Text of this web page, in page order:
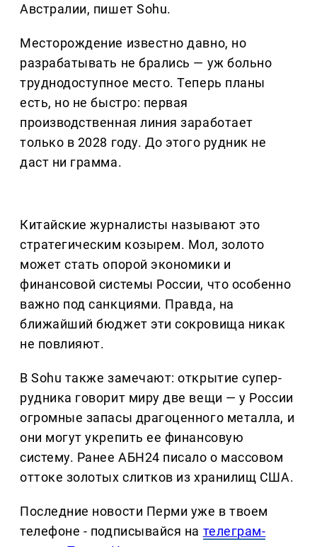
Австралии, пишет Sohu.
Месторождение известно давно, но
разрабатывать не брались — уж больно
труднодоступное место. Теперь планы
есть, но не быстро: первая
производственная линия заработает
только в 2028 году. До этого рудник не
даст ни грамма.
Китайские журналисты называют это
стратегическим козырем. Мол, золото
может стать опорой экономики и
финансовой системы России, что особенно
важно под санкциями. Правда, на
ближайший бюджет эти сокровища никак
не повлияют.
В Sohu также замечают: открытие супер-
рудника говорит миру две вещи — у России
огромные запасы драгоценного металла, и
они могут укрепить ее финансовую
систему. Ранее АБН24 писало о массовом
оттоке золотых слитков из хранилищ США.
Последние новости Перми уже в твоем
телефоне - подписывайся на телеграм-